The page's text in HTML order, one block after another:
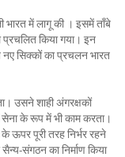
भारत में लागू की । इसमें ताँबे
किया गया। इन
नए सिक्कों का प्रचलन भारत
उसने शाही अंगरक्षकों
सेना के रूप में भी काम करता।
ऊपर पूरी तरह निर्भर रहने
संगठन का निर्माण किया